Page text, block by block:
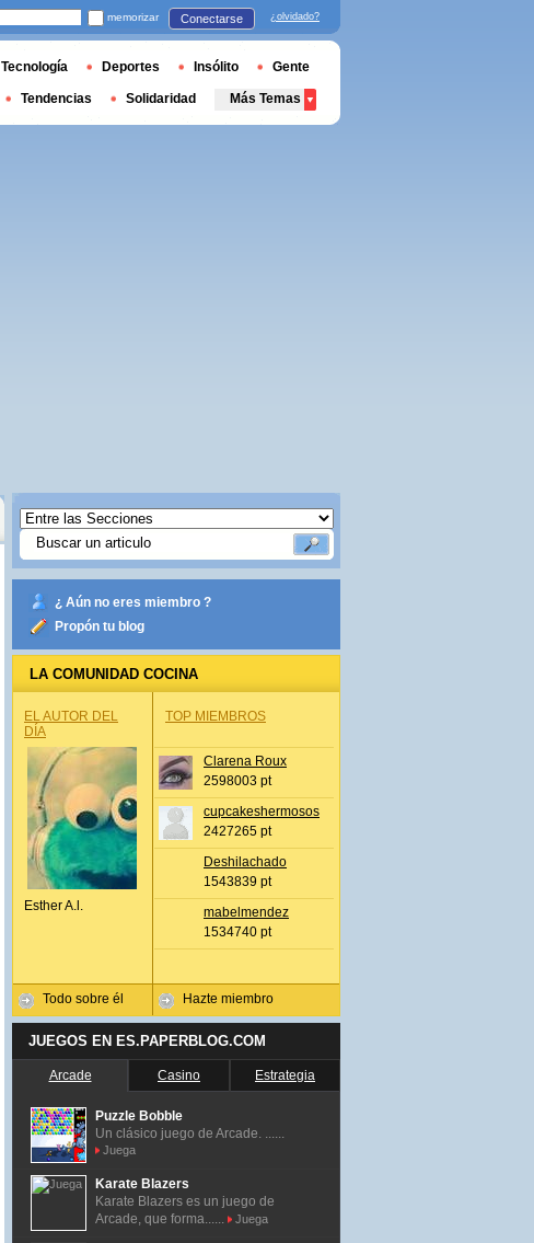
¿ Aún no eres miembro ?
Propón tu blog
LA COMUNIDAD COCINA
EL AUTOR DEL
DÍA
Esther A.l.
Todo sobre él
TOP MIEMBROS
Clarena Roux
2598003 pt
cupcakeshermosos
2427265 pt
Deshilachado
1543839 pt
mabelmendez
1534740 pt
Hazte miembro
JUEGOS EN ES.PAPERBLOG.COM
Arcade Casino Estrategia
Puzzle Bobble
Un clásico juego de Arcade. ......
Juega
Karate Blazers
Karate Blazers es un juego de
Arcade, que forma......
Juega
memorizar Conectarse ¿olvidado?
Tecnología Deportes Insólito Gente
Tendencias Solidaridad Más Temas